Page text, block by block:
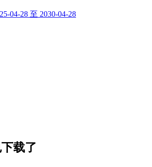
04-28 至 2030-04-28
载了